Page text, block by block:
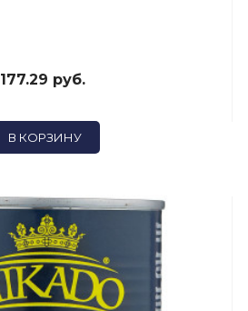
177.29 руб.
В КОРЗИНУ